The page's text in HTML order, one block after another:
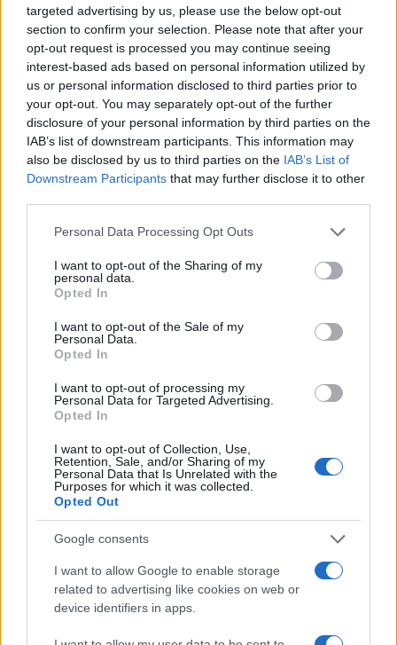
targeted advertising by us, please use the below opt-out
section to confirm your selection. Please note that after your
opt-out request is processed you may continue seeing
interest-based ads based on personal information utilized by
us or personal information disclosed to third parties prior to
your opt-out. You may separately opt-out of the further
disclosure of your personal information by third parties on the
IAB’s list of downstream participants. This information may
also be disclosed by us to third parties on the IAB’s List of
Downstream Participants that may further disclose it to other
Please note that this website/app uses one or more Google
not limited to your visit or usage behaviour. You may click to
grant or deny consent to Google and its third-party tags to
use your data for below specified purposes in below Google
consent section.
Personal Data Processing Opt Outs
I want to opt-out of the Sharing of my
personal data.
Opted In
I want to opt-out of the Sale of my
Personal Data.
Opted In
I want to opt-out of processing my
Personal Data for Targeted Advertising.
Opted In
I want to opt-out of Collection, Use,
Retention, Sale, and/or Sharing of my
Personal Data that Is Unrelated with the
Purposes for which it was collected.
Opted Out
Google consents
I want to allow Google to enable storage
related to advertising like cookies on web or
device identifiers in apps.
13.07.25
δημοσιογραφία, να παρουσιάζω με
διαφορετικό τρόπο τις ειδήσεις»
Όσα θα δούμε στην εκπομπή της Νεφέλης
Μεγκ: Το «Πλυντήριο» είναι το αντιδελτίο του